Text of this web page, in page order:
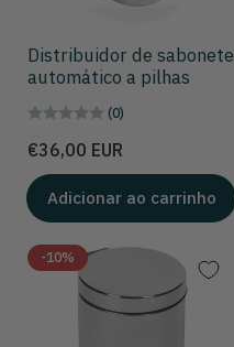
Distribuidor de sabonete
automático a pilhas
(0)
Preço
€36,00 EUR
Adicionar ao carrinho
-10%